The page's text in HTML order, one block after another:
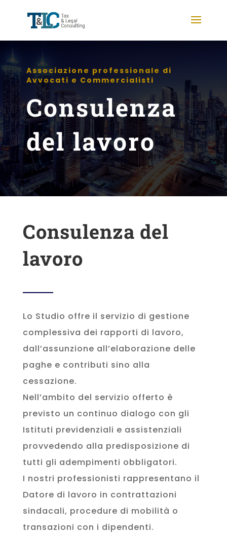
Associazione professionale di
Avvocati e Commercialisti
Consulenza
del lavoro
Consulenza del
lavoro
Lo Studio offre il servizio di gestione
complessiva dei rapporti di lavoro,
dall’assunzione all’elaborazione delle
paghe e contributi sino alla
cessazione.
Nell’ambito del servizio offerto è
previsto un continuo dialogo con gli
Istituti previdenziali e assistenziali
provvedendo alla predisposizione di
tutti gli adempimenti obbligatori.
I nostri professionisti rappresentano il
Datore di lavoro in contrattazioni
sindacali, procedure di mobilità o
transazioni con i dipendenti.